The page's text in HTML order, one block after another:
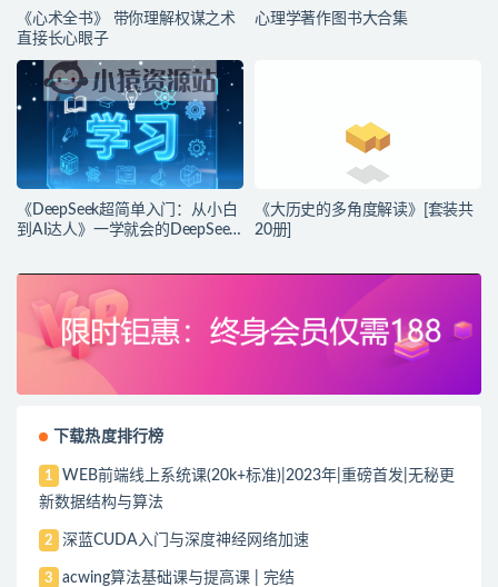
《心术全书》 带你理解权谋之术
直接长心眼子
心理学著作图书大合集
《DeepSeek超简单入门：从小白
到AI达人》一学就会的DeepSeek
《大历史的多角度解读》[套装共
20册]
下载热度排行榜
1
WEB前端线上系统课(20k+标准)|2023年|重磅首发|无秘更
新数据结构与算法
2 深蓝CUDA入门与深度神经网络加速
3 acwing算法基础课与提高课 | 完结